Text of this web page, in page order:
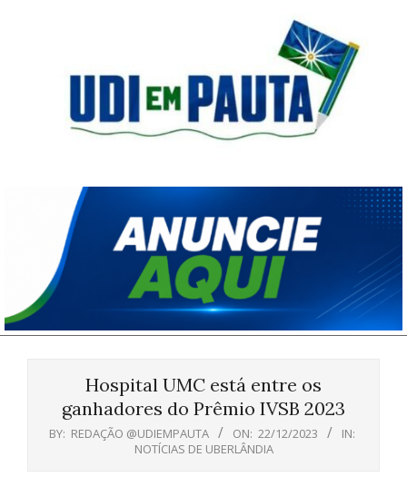
Pauta
Hospital UMC está entre os
ganhadores do Prêmio IVSB 2023
BY: REDAÇÃO @UDIEMPAUTA ON: 22/12/2023
IN:
NOTÍCIAS DE UBERLÂNDIA